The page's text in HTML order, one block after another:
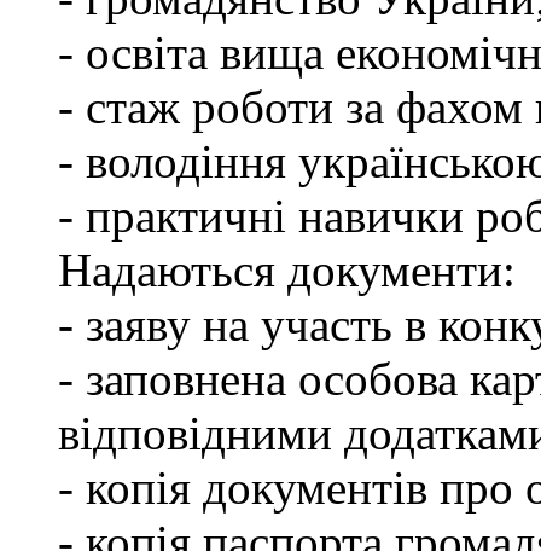
- освіта вища
- стаж роботи за
- володіння
- практичні навички
Надаються документи:
- заяву на участь в
- заповнена особова
відповідними
- копія документів про